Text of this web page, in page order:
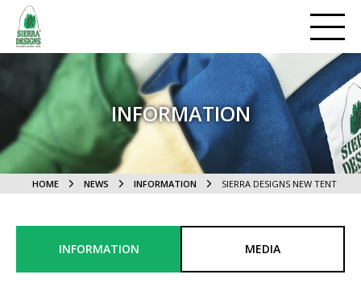
INFORMATION
HOME NEWS INFORMATION SIERRA DESIGNS NEW TENT
INFORMATION MEDIA